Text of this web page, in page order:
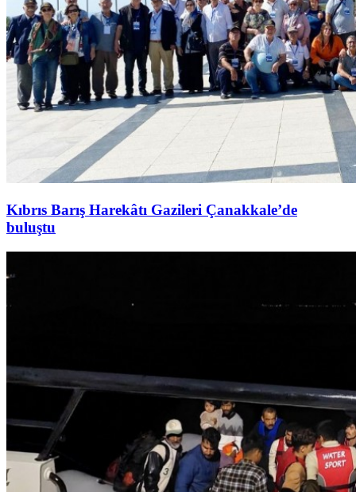
Kıbrıs Barış Harekâtı Gazileri Çanakkale’de
buluştu